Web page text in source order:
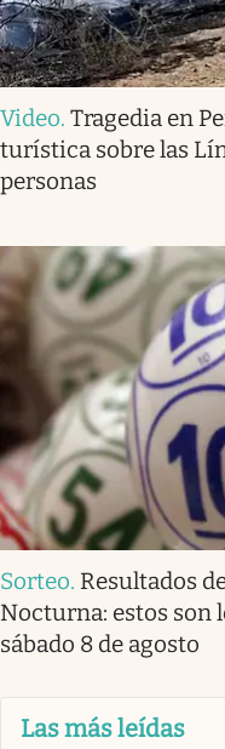
Video. Tragedia en
turística sobre las
personas
Sorteo. Resultados
Nocturna: estos son
sábado 8 de agosto
Las más leídas